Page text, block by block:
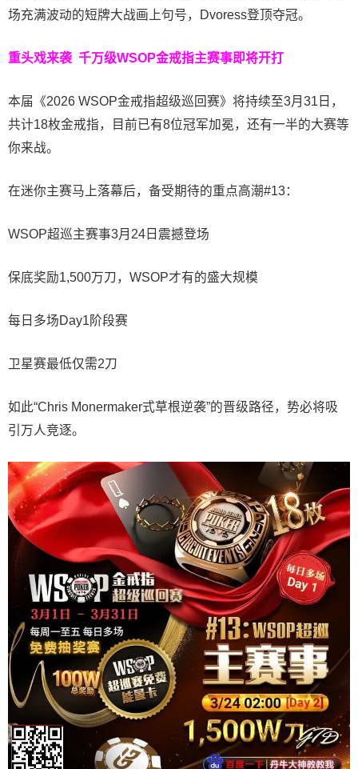
场充满波动的短牌大战画上句号，Dvoress登顶夺冠。
重头戏来袭 千万级WSOP金戒指主赛事即将开打
本届《2026 WSOP金戒指超级巡回赛》将持续至3月31日，
共计18枚金戒指，目前已有8位冠军加冕，还有一半的大赛等
你来战。
在迷你主赛马上落幕后，备受期待的重点高潮#13：
WSOP超巡主赛事3月24日震撼登场
保底奖励1,500万刀，WSOP才有的盛大规模
每日多场Day1阶段赛
卫星赛最低仅需2刀
如此“Chris Monermaker式草根逆袭”的晋级路径，势必将吸
引万人竞逐。